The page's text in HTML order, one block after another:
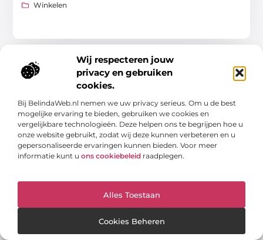
Wij respecteren jouw
privacy en gebruiken
cookies.
Bij BelindaWeb.nl nemen we uw privacy serieus. Om u de best
mogelijke ervaring te bieden, gebruiken we cookies en
vergelijkbare technologieën. Deze helpen ons te begrijpen hoe u
onze website gebruikt, zodat wij deze kunnen verbeteren en u
gepersonaliseerde ervaringen kunnen bieden. Voor meer
informatie kunt u ons cookiebeleid raadplegen.
Alles Toestaan
Cookies Beheren
Winkelen
Ontdek een schat aan kennis en inspiratie.
nieuwe inzichten en ideeën.
Bericht categorie